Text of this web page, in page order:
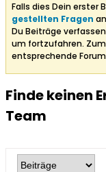
Falls dies Dein erster
gestellten Fragen
Du Beiträge
um fortzufahren.
entsprechende
Finde keinen
Team